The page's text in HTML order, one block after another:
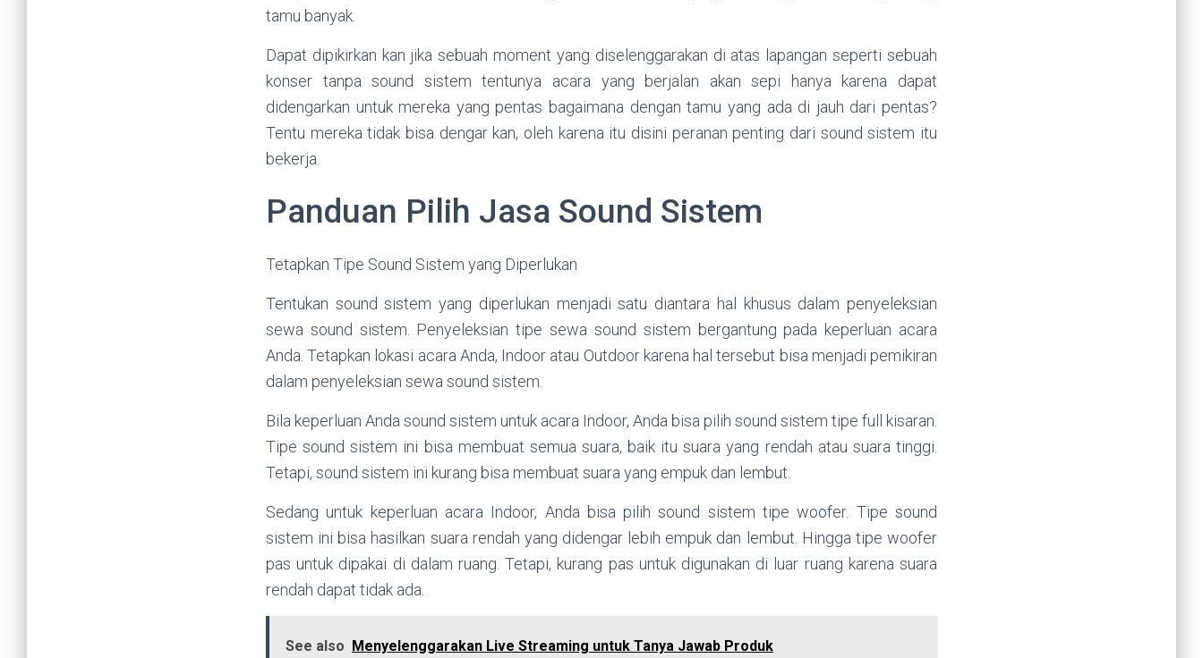
tamu banyak.
Dapat dipikirkan kan jika sebuah moment yang diselenggarakan di atas lapangan seperti sebuah
konser tanpa sound sistem tentunya acara yang berjalan akan sepi hanya karena dapat
didengarkan untuk mereka yang pentas bagaimana dengan tamu yang ada di jauh dari pentas?
Tentu mereka tidak bisa dengar kan, oleh karena itu disini peranan penting dari sound sistem itu
bekerja.
Panduan Pilih Jasa Sound Sistem
Tetapkan Tipe Sound Sistem yang Diperlukan
Tentukan sound sistem yang diperlukan menjadi satu diantara hal khusus dalam penyeleksian
sewa sound sistem. Penyeleksian tipe sewa sound sistem bergantung pada keperluan acara
Anda. Tetapkan lokasi acara Anda, Indoor atau Outdoor karena hal tersebut bisa menjadi pemikiran
dalam penyeleksian sewa sound sistem.
Bila keperluan Anda sound sistem untuk acara Indoor, Anda bisa pilih sound sistem tipe full kisaran.
Tipe sound sistem ini bisa membuat semua suara, baik itu suara yang rendah atau suara tinggi.
Tetapi, sound sistem ini kurang bisa membuat suara yang empuk dan lembut.
Sedang untuk keperluan acara Indoor, Anda bisa pilih sound sistem tipe woofer. Tipe sound
sistem ini bisa hasilkan suara rendah yang didengar lebih empuk dan lembut. Hingga tipe woofer
pas untuk dipakai di dalam ruang. Tetapi, kurang pas untuk digunakan di luar ruang karena suara
rendah dapat tidak ada.
See also Menyelenggarakan Live Streaming untuk Tanya Jawab Produk